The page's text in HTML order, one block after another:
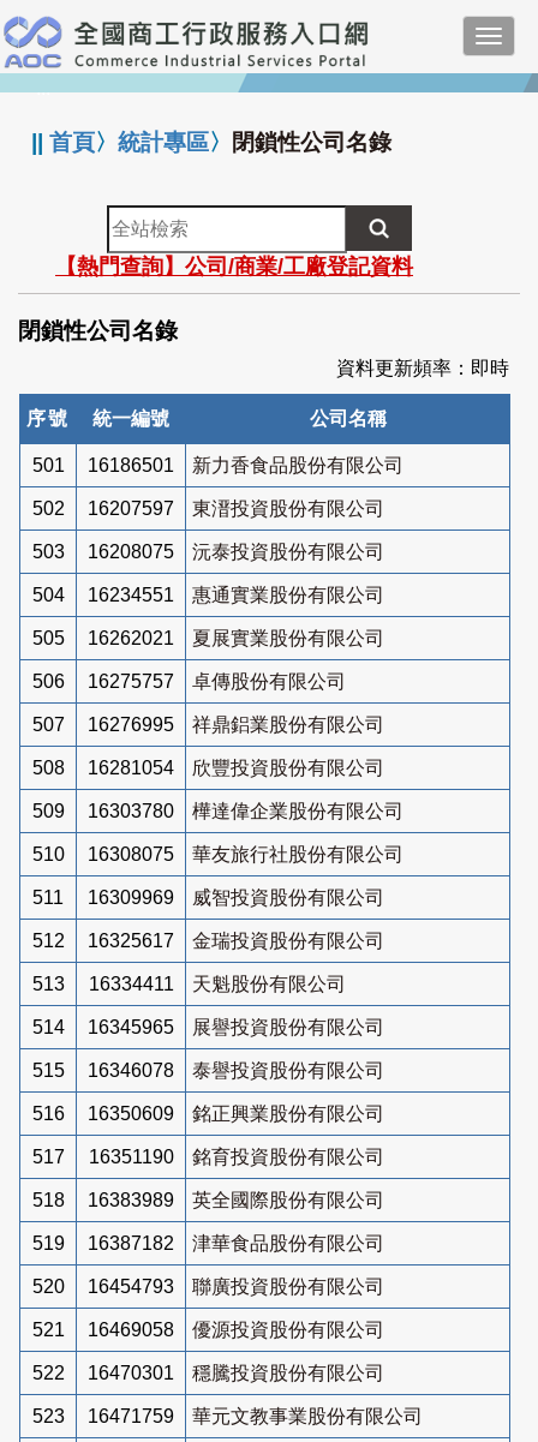
跳
到
主
要
:::
||首頁〉統計專區〉 閉鎖性公司名錄
全
站
檢
索
【熱門查詢】公司/商業/工廠登記資料
閉鎖性公司名錄
資料更新頻率：即時
序號 統一編號 公司名稱
501 16186501 新力香食品股份有限公司
502 16207597 東溍投資股份有限公司
503 16208075 沅泰投資股份有限公司
504 16234551 惠通實業股份有限公司
505 16262021 夏展實業股份有限公司
506 16275757 卓傳股份有限公司
507 16276995 祥鼎鋁業股份有限公司
508 16281054 欣豐投資股份有限公司
509 16303780 樺達偉企業股份有限公司
510 16308075 華友旅行社股份有限公司
511 16309969 威智投資股份有限公司
512 16325617 金瑞投資股份有限公司
513 16334411 天魁股份有限公司
514 16345965 展譽投資股份有限公司
515 16346078 泰譽投資股份有限公司
516 16350609 銘正興業股份有限公司
517 16351190 銘育投資股份有限公司
518 16383989 英全國際股份有限公司
519 16387182 津華食品股份有限公司
520 16454793 聯廣投資股份有限公司
521 16469058 優源投資股份有限公司
522 16470301 穩騰投資股份有限公司
523 16471759 華元文教事業股份有限公司